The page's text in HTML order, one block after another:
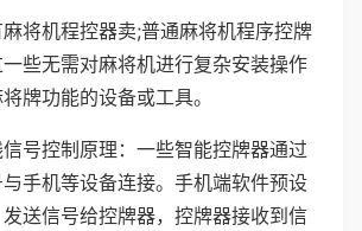
将机程控器卖;普通麻将机程序控牌
些无需对麻将机进行复杂安装操作
牌功能的设备或工具。
号控制原理：一些智能控牌器通过
手机等设备连接。手机端软件预设
送信号给控牌器，控牌器接收到信